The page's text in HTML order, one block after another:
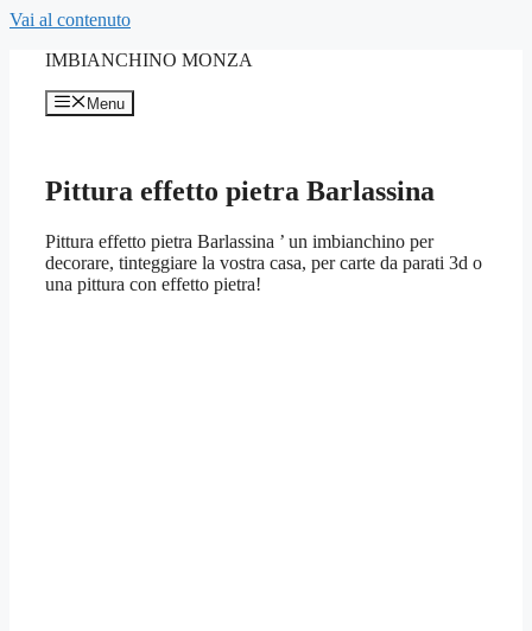
Vai al contenuto
IMBIANCHINO MONZA
Menu
Pittura effetto pietra Barlassina
Pittura effetto pietra Barlassina ’ un imbianchino per
decorare, tinteggiare la vostra casa, per carte da parati 3d o
una pittura con effetto pietra!